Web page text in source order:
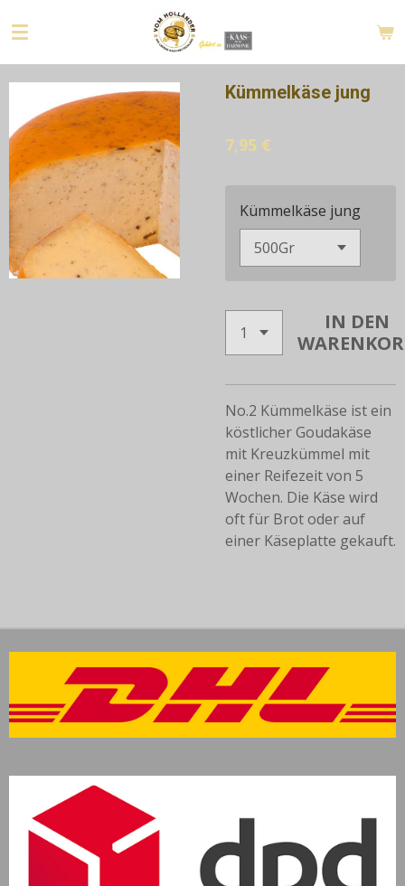
Hauptinhalt
springen
Kümmelkäse jung
7,95 €
Kümmelkäse jung
IN DEN
No.2 Kümmelkäse ist ein
köstlicher Goudakäse
mit Kreuzkümmel mit
einer Reifezeit von 5
Wochen. Die Käse wird
oft für Brot oder auf
einer Käseplatte gekauft.